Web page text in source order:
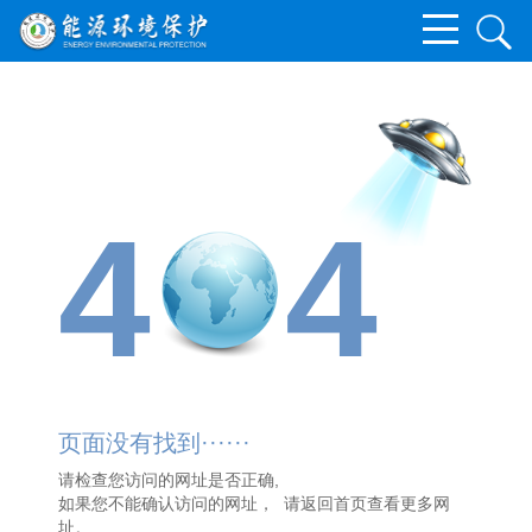
4 4
页面没有找到······
请检查您访问的网址是否正确,
如果您不能确认访问的网址， 请返回首页查看更多网
址。